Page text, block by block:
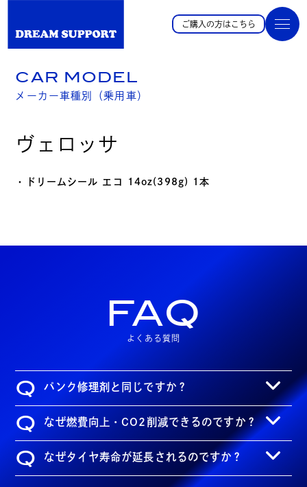
ご購入の方はこちら
CAR MODEL
メーカー車種別（乗用車）
ヴェロッサ
・ドリームシール エコ 14oz(398g) 1本
FAQ
よくある質問
Q パンク修理剤と同じですか？
Q なぜ燃費向上・CO2削減できるのですか？
Q なぜタイヤ寿命が延長されるのですか？